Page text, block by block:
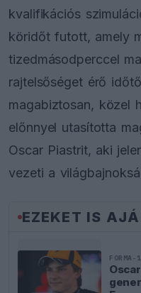
kvalifikációs
köridőt futott, amely
tizedmásodperccel
rajtelsőséget érő
magabiztosan, közel
előnnyel utasította
Oscar Piastrit, aki
vezeti a
EZEKET IS
FORMA-1